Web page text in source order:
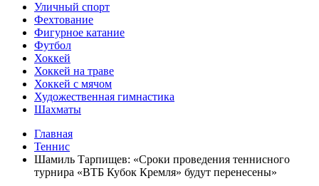
Уличный спорт
Фехтование
Фигурное катание
Футбол
Хоккей
Хоккей на траве
Хоккей с мячом
Художественная гимнастика
Шахматы
Главная
Теннис
Шамиль Тарпищев: «Сроки проведения теннисного
турнира «ВТБ Кубок Кремля» будут перенесены»